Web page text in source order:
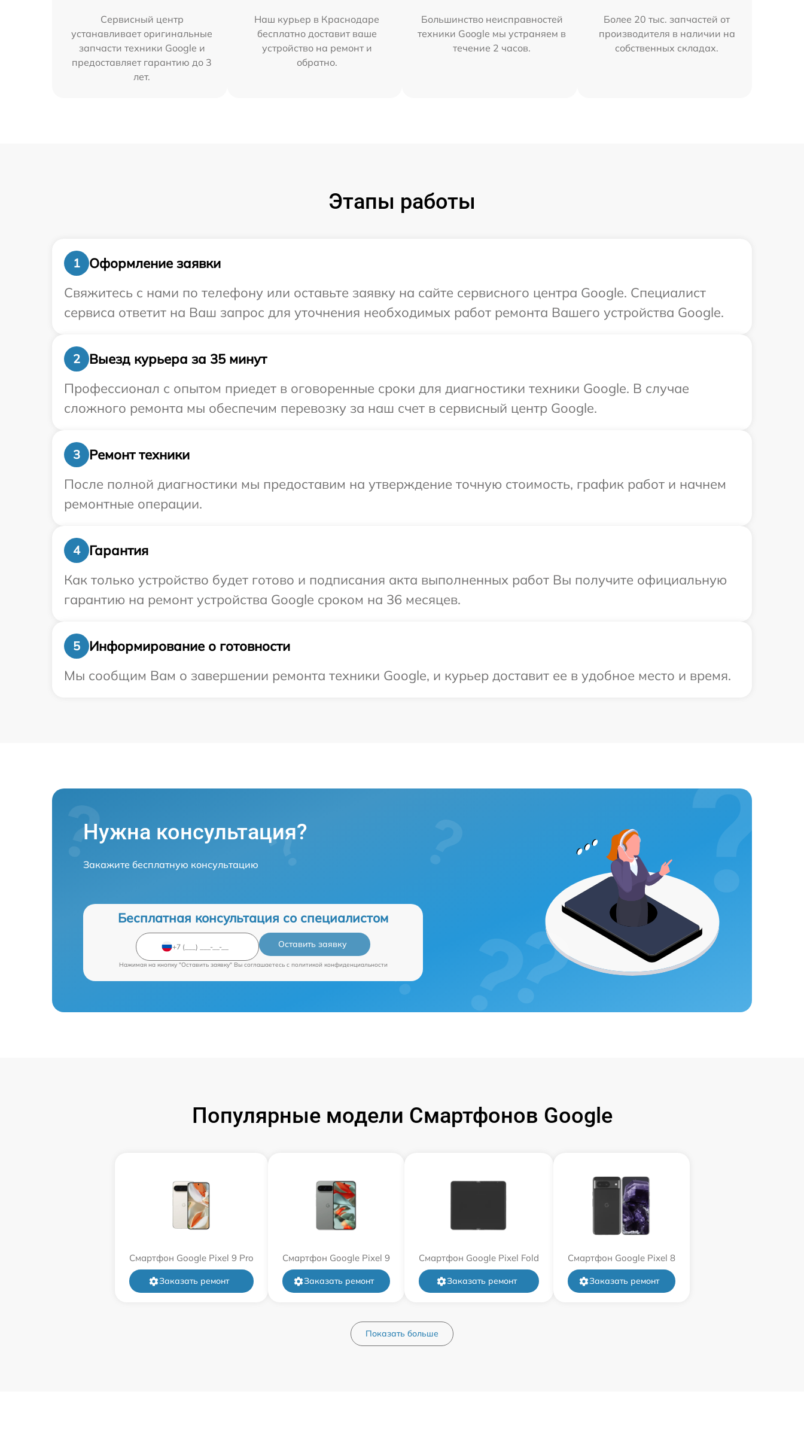
Сервисный центр
устанавливает оригинальные
запчасти техники Google и
предоставляет гарантию до 3
лет.
Наш курьер в Краснодаре
бесплатно доставит ваше
устройство на ремонт и
обратно.
Большинство неисправностей
техники Google мы устраняем в
течение 2 часов.
Более 20 тыс. запчастей от
производителя в наличии на
собственных складах.
Этапы работы
1
Оформление заявки
Свяжитесь с нами по телефону или оставьте заявку на сайте сервисного центра Google. Специалист
сервиса ответит на Ваш запрос для уточнения необходимых работ ремонта Вашего устройства Google.
2
Выезд курьера за 35 минут
Профессионал с опытом приедет в оговоренные сроки для диагностики техники Google. В случае
сложного ремонта мы обеспечим перевозку за наш счет в сервисный центр Google.
3
Ремонт техники
После полной диагностики мы предоставим на утверждение точную стоимость, график работ и начнем
ремонтные операции.
4
Гарантия
Как только устройство будет готово и подписания акта выполненных работ Вы получите официальную
гарантию на ремонт устройства Google сроком на 36 месяцев.
5
Информирование о готовности
Мы сообщим Вам о завершении ремонта техники Google, и курьер доставит ее в удобное место и время.
Нужна консультация?
Закажите бесплатную консультацию
Бесплатная консультация со специалистом
Оставить заявку
Нажимая на кнопку "Оставить заявку" Вы соглашаетесь c политикой конфиденциальности
Популярные модели Смартфонов Google
Смартфон Google Pixel 9 Pro
Заказать ремонт
Смартфон Google Pixel 9
Заказать ремонт
Смартфон Google Pixel Fold
Заказать ремонт
Смартфон Google Pixel 8
Заказать ремонт
Показать больше